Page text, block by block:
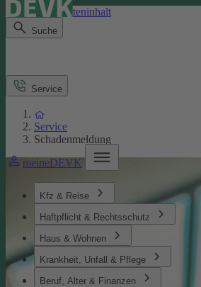
Direkt zum Seiteninhalt
Suche
meineDEVK
Kfz & Reise
Haftpflicht & Rechtsschutz
Haus & Wohnen
Krankheit, Unfall & Pflege
Beruf, Alter & Finanzen
Service
Service
Schadenmeldung